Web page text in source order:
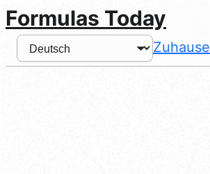
Formulas Today
Zuhause